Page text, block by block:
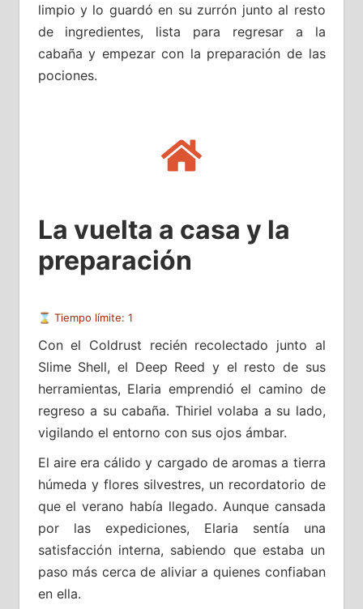
limpio y lo guardó en su zurrón junto al resto
de ingredientes, lista para regresar a la
cabaña y empezar con la preparación de las
pociones.
La vuelta a casa y la
preparación
⌛ Tiempo límite: 1
Con el Coldrust recién recolectado junto al
Slime Shell, el Deep Reed y el resto de sus
herramientas, Elaria emprendió el camino de
regreso a su cabaña. Thiriel volaba a su lado,
vigilando el entorno con sus ojos ámbar.
El aire era cálido y cargado de aromas a tierra
húmeda y flores silvestres, un recordatorio de
que el verano había llegado. Aunque cansada
por las expediciones, Elaria sentía una
satisfacción interna, sabiendo que estaba un
paso más cerca de aliviar a quienes confiaban
en ella.